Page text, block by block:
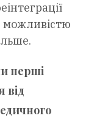
перші
від